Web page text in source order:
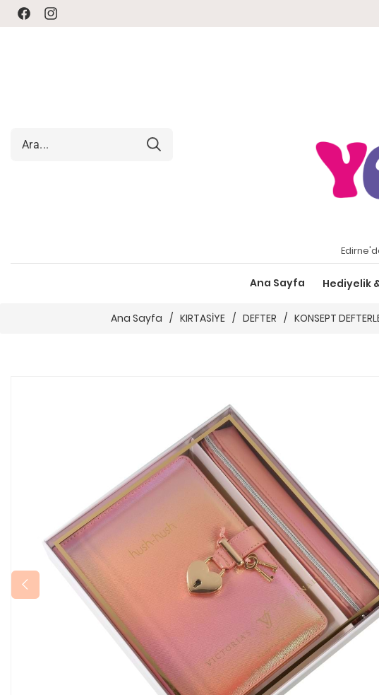
FacebookInstagram
Ana Sayfa Hediyelik
Ana Sayfa / KIRTASİYE / DEFTER / KONSEPT